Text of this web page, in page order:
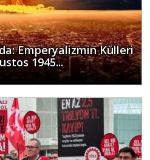
Emperyalizmin Külleri
1945...